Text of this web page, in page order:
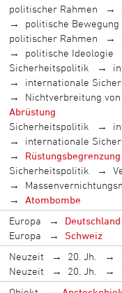
politischer Rahmen
politische Bewegung
politischer Rahmen
politische Ideologie
Sicherheitspolitik
internationale
Nichtverbreitung
Abrüstung
Sicherheitspolitik
internationale
Rüstungsbegrenzung
Sicherheitspolitik
Atombombe
Europa
Deutschland
Europa
Schweiz
Neuzeit 20. Jh.
Neuzeit
20. Jh.